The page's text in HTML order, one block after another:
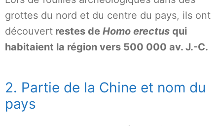
grottes du nord et du centre du pays, ils ont
découvert restes de Homo erectus qui
habitaient la région vers 500 000 av. J.-C.
2. Partie de la Chine et nom du
pays